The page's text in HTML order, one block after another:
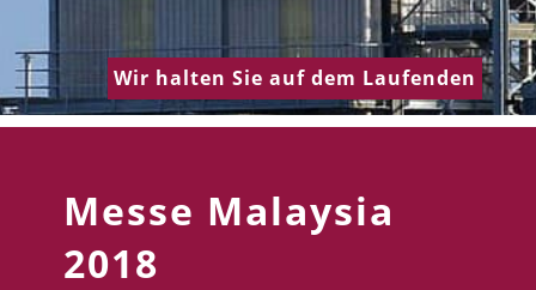
Wir halten Sie auf dem Laufenden
Messe Malaysia
2018